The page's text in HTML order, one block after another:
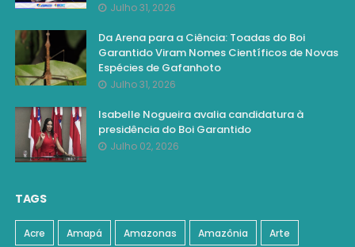
Julho 31, 2026
Da Arena para a Ciência: Toadas do Boi
Garantido Viram Nomes Científicos de Novas
Espécies de Gafanhoto
Julho 31, 2026
Isabelle Nogueira avalia candidatura à
presidência do Boi Garantido
Julho 02, 2026
TAGS
Acre Amapá Amazonas Amazônia Arte